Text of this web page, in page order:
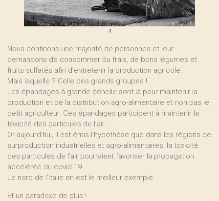
4
Nous confinons une majorité de personnes et leur
demandons de consommer du frais, de bons légumes et
fruits sulfatés afin d’entretenir la production agricole.
Mais laquelle ? Celle des grands groupes !
Les épandages à grande échelle sont là pour maintenir la
production et de la distribution agro-alimentaire et non pas le
petit agriculteur. Ces épandages participent à maintenir la
toxicité des particules de l’air.
Or aujourd’hui, il est émis l’hypothèse que dans les régions de
surproduction industrielles et agro-alimentaires, la toxicité
des particules de l’air pourraient favoriser la propagation
accélérée du covid-19.
Le nord de l’Italie en est le meilleur exemple.
Et un paradoxe de plus !